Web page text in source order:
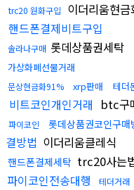
trc20 원화구입
이더리움현금
핸드폰결제비트구입
솔라나구매 롯데상품권세탁
가상화폐선물거래
문상현금화91% xrp판매 테더
비트코인개인거래 btc구
파이코인 롯데상품권코인구매
결방법 이더리움클레식
핸드폰결제세탁 trc20사는
파이코인전송대행
테더거래